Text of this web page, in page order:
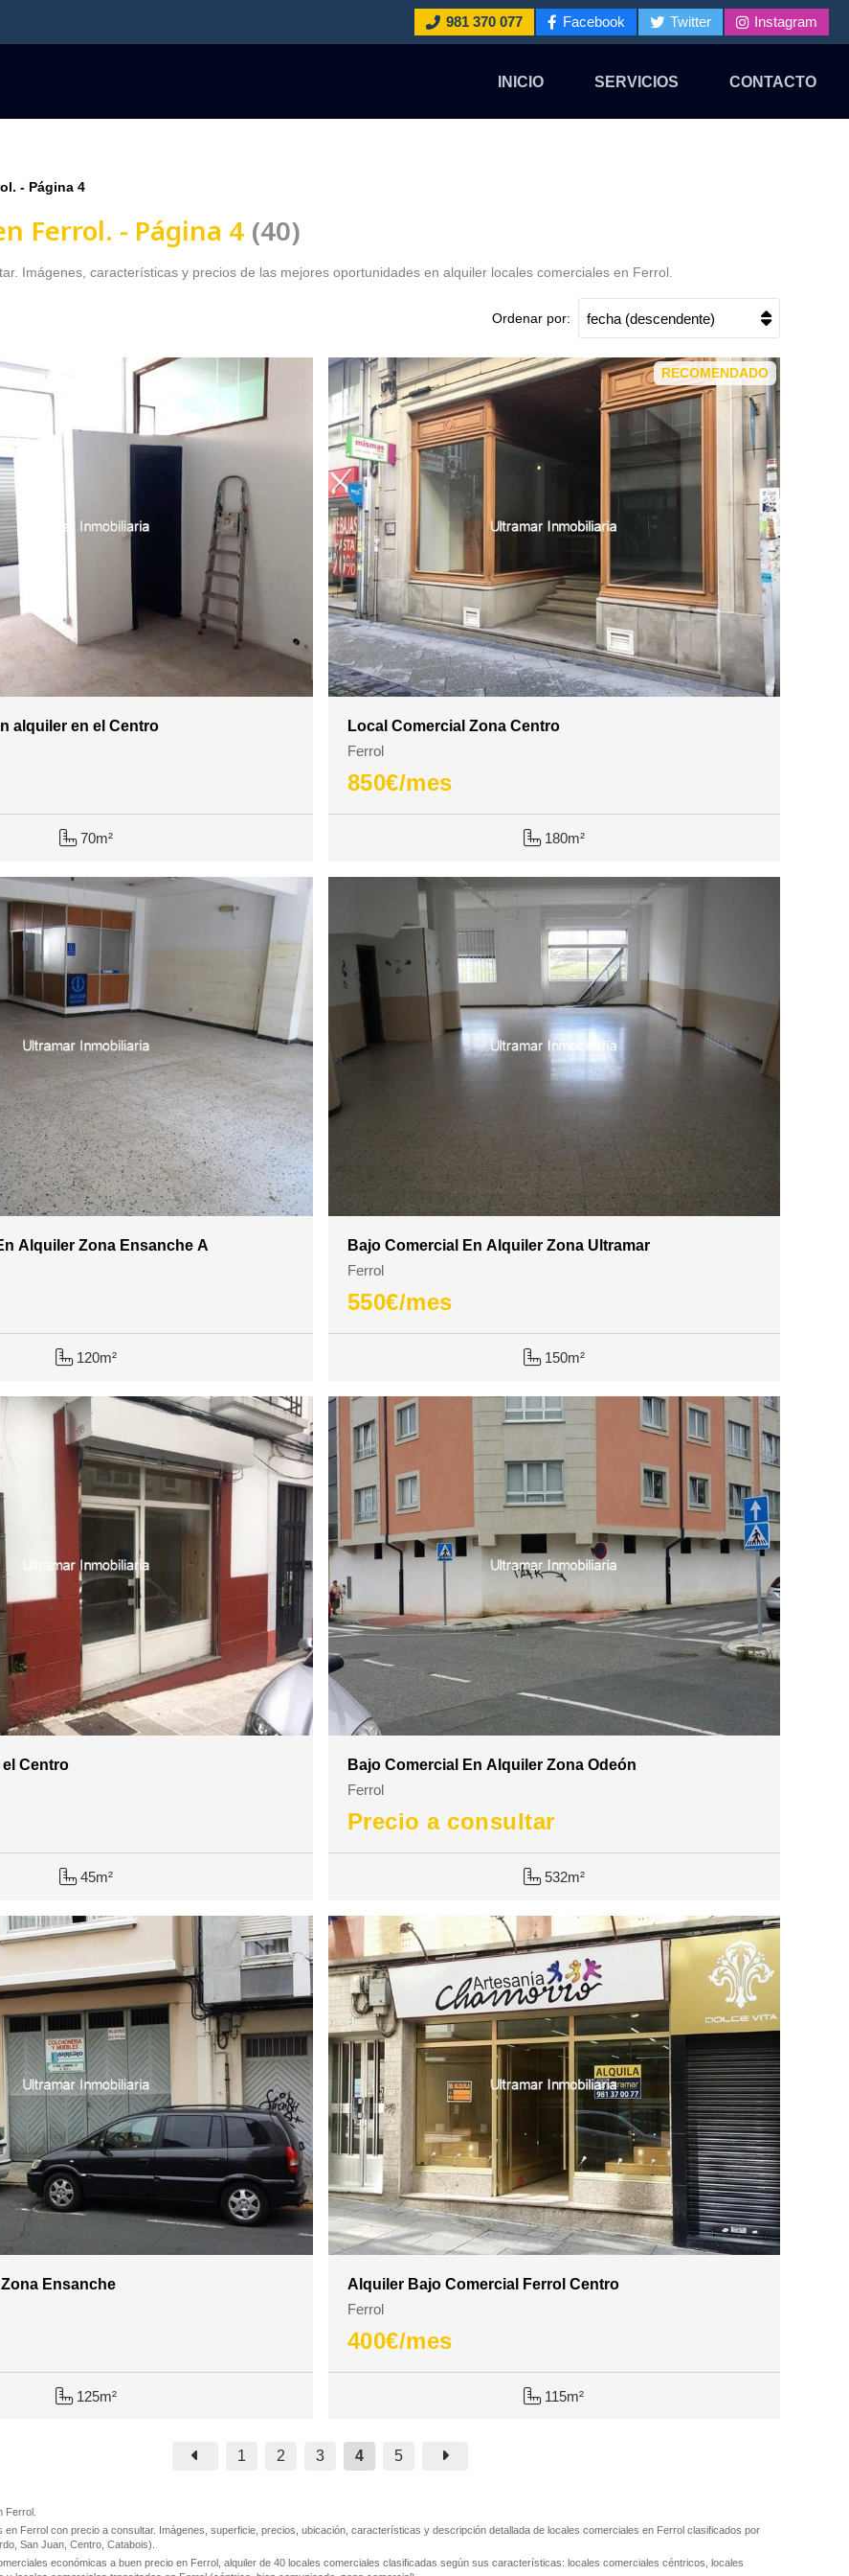
981 370 077 Facebook Twitter Instagram
INICIO SERVICIOS CONTACTO
- Página 4
Ferrol. - Página 4 40
Imágenes, características y precios de las mejores oportunidades en alquiler locales comerciales en Ferrol.
Ordenar por:
alquiler en el Centro
70m²
RECOMENDADO
Local Comercial Zona Centro
850€/mes
180m²
Ferrol
Alquiler Zona Ensanche A
120m²
Bajo Comercial En Alquiler Zona Ultramar
550€/mes
150m²
Ferrol
Centro
45m²
Bajo Comercial En Alquiler Zona Odeón
Precio a consultar
532m²
Ferrol
Ensanche
125m²
Alquiler Bajo Comercial Ferrol Centro
400€/mes
115m²
Ferrol
1 2 3 4 5
Ferrol.
en Ferrol con precio a consultar. Imágenes, superficie, precios, ubicación, características y descripción detallada de locales comerciales en Ferrol clasificados por
San Juan, Centro, Catabois).
económicas a buen precio en Ferrol, alquiler de 40 locales comerciales clasificadas según sus características: locales comerciales céntricos, locales